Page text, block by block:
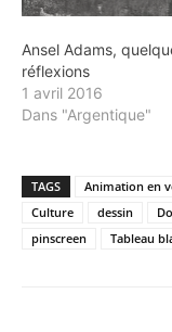
Ansel Adams,
réflexions
1 avril 2016
Dans "Argentique"
TAGS Animation en
Culture
dessin
pinscreen
Tableau